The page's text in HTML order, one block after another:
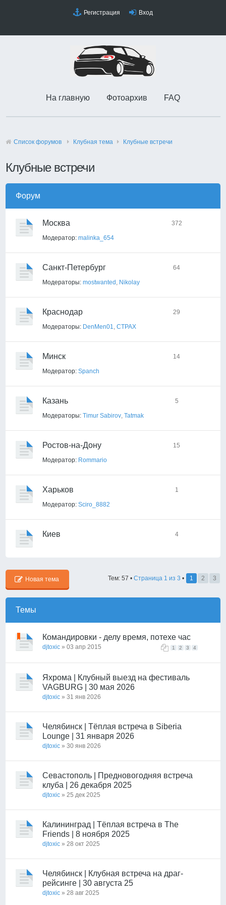
Регистрация Вход
На главную Фотоархив FAQ
Список форумов Клубная тема Клубные встречи
Клубные встречи
Форум
Москва
Модератор: malinka_654
372
Санкт-Петербург
Модераторы: mostwanted , Nikolay
64
Краснодар
Модераторы: DenMen01,CTPAX
29
Минск
Модератор: Spanch
14
Казань
Модераторы: Timur Sabirov,Tatmak
5
Ростов-на-Дону
Модератор: Rommario
15
Харьков
Модератор: Sciro_8882
1
Киев 4
Новая тема Тем: 57 • Страница 1 из 3 • 1 2 3
Темы
Командировки - делу время, потехе час
1 2 3 4
djtoxic » 03 апр 2015
Яхрома | Клубный выезд на фестиваль
VAGBURG | 30 мая 2026
djtoxic » 31 янв 2026
Челябинск | Тёплая встреча в Siberia
Lounge | 31 января 2026
djtoxic » 30 янв 2026
Севастополь | Предновогодняя встреча
клуба | 26 декабря 2025
djtoxic » 25 дек 2025
Калининград | Тёплая встреча в The
Friends | 8 ноября 2025
djtoxic » 28 окт 2025
Челябинск | Клубная встреча на драг-
рейсинге | 30 августа 25
djtoxic » 28 авг 2025